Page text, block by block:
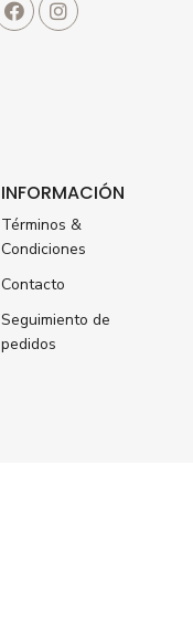
INFORMACIÓN
Términos &
Condiciones
Contacto
Seguimiento de
pedidos